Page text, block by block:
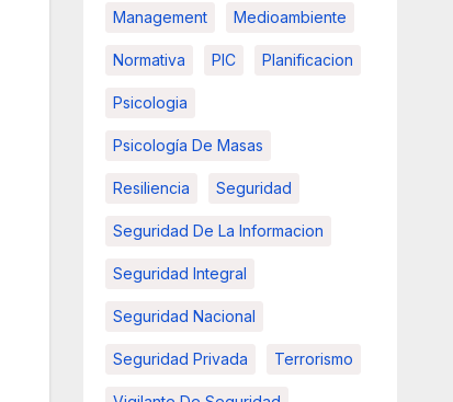
Management Medioambiente
Normativa PIC Planificacion
Psicologia
Psicología De Masas
Resiliencia Seguridad
Seguridad De La Informacion
Seguridad Integral
Seguridad Nacional
Seguridad Privada Terrorismo